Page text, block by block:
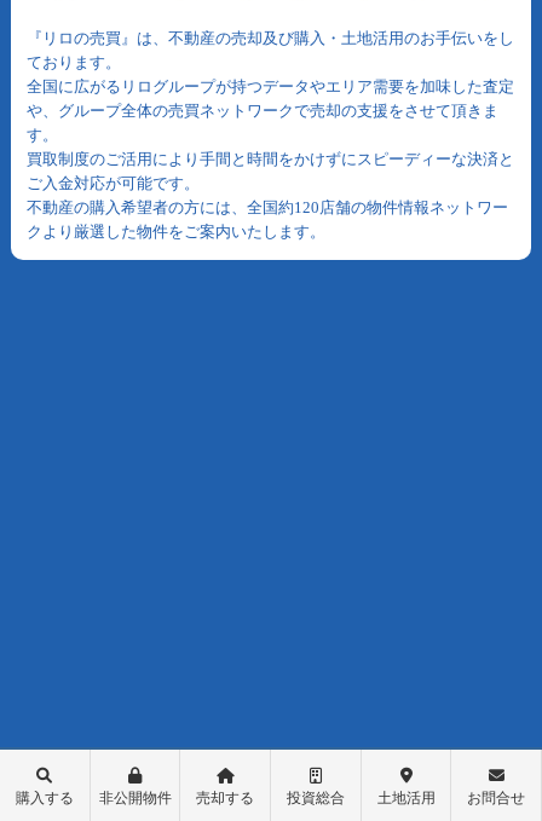
『リロの売買』は、不動産の売却及び購入・土地活用のお手伝いをし
ております。
全国に広がるリログループが持つデータやエリア需要を加味した査定
や、グループ全体の売買ネットワークで売却の支援をさせて頂きま
す。
買取制度のご活用により手間と時間をかけずにスピーディーな決済と
ご入金対応が可能です。
不動産の購入希望者の方には、全国約120店舗の物件情報ネットワー
クより厳選した物件をご案内いたします。
購入する 非公開物件 売却する 投資総合 土地活用 お問合せ